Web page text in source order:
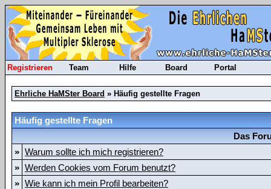
Registrieren Team Hilfe Board Portal
Ehrliche HaMSter Board » Häufig gestellte Fragen
Häufig gestellte Fragen
Das
» Warum sollte ich mich registrieren?
» Werden Cookies vom Forum benutzt?
» Wie kann ich mein Profil bearbeiten?